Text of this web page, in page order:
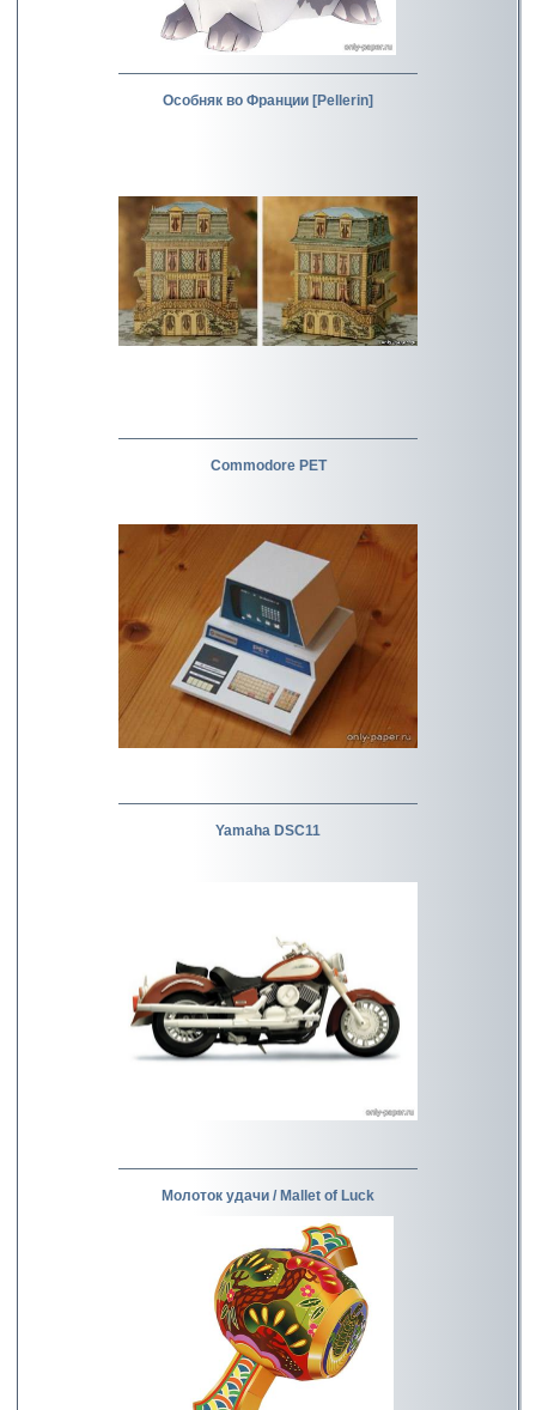
Особняк во Франции [Pellerin]
Commodore PET
Yamaha DSC11
Молоток удачи / Mallet of Luck